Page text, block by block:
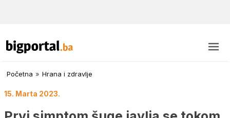
Početna » Hrana i zdravlje
15. Marta 2023.